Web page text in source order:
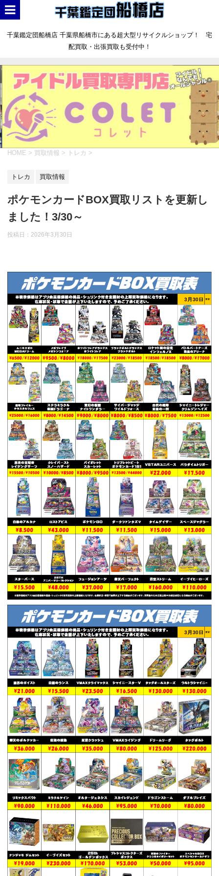
千葉鑑定団船橋店 千葉県船橋市にある超大型リサイクルショップ！ 宅
配買取・出張買取も受付中！
HOME > 買取情報 > トレカ >
トレカ 買取情報
ポケモンカードBOX買取リストを更新し
ました！3/30～
投稿日： 2026年3月30日